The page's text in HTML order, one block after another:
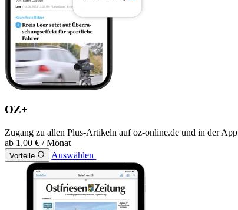
OZ+
Zugang zu allen Plus-Artikeln auf oz-online.de und in der App
ab 1,00 € / Monat
Vorteile Auswählen